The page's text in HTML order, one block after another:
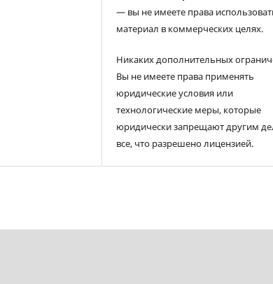
— вы не имеете права
материал в коммерческих целях.
Никаких дополнительных
Вы не имеете права применять
юридические условия или
технологические меры, которые
юридически запрещают другим
все, что разрешено лицензией.